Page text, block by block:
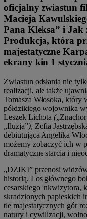
oficjalny zwiastun
Macieja
Pana Kleksa” i Jak
Produkcja, która
majestatyczne
ekrany kin 1
Zwiastun odsłania nie
realizacji, ale także
Tomasza Włosoka, który
półdzikiego wojownika
Leszek Lichota (
„Iluzja”), Zofia
debiutująca Angelika
możemy zobaczyć ich w
dramatyczne starcia i
„DZIKI” przenosi
historią. Los głównego
cesarskiego inkwizytora,
skradzionych papieskich
tle majestatycznych gór
natury i cywilizacji,